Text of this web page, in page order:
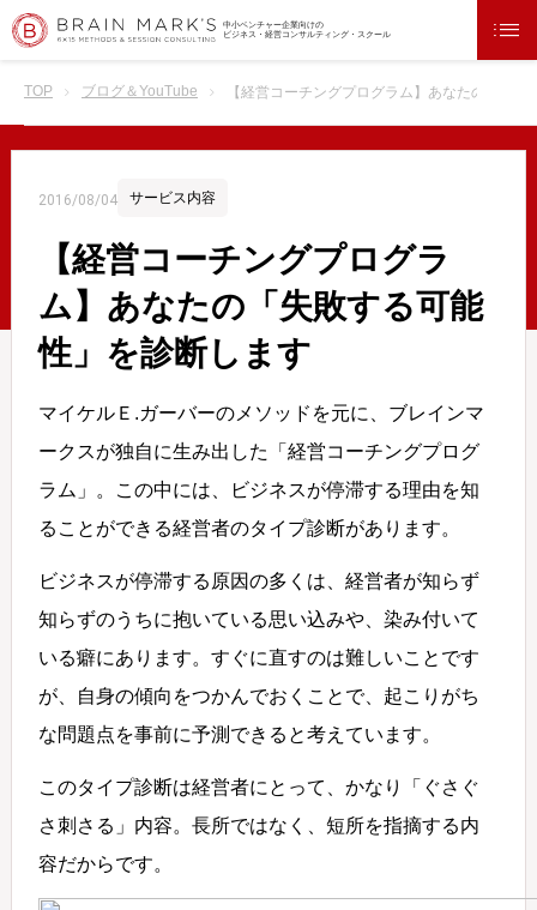
中小ベンチャー企業向けの
ビジネス・経営コンサルティング・スクール
TOP ブログ＆YouTube 【経営コーチングプログラム】あなたの「失
2016/08/04 サービス内容
【経営コーチングプログラ
ム】あなたの「失敗する可能
性」を診断します
マイケルＥ.ガーバーのメソッドを元に、ブレインマ
ークスが独自に生み出した「経営コーチングプログ
ラム」。この中には、ビジネスが停滞する理由を知
ることができる経営者のタイプ診断があります。
ビジネスが停滞する原因の多くは、経営者が知らず
知らずのうちに抱いている思い込みや、染み付いて
いる癖にあります。すぐに直すのは難しいことです
が、自身の傾向をつかんでおくことで、起こりがち
な問題点を事前に予測できると考えています。
このタイプ診断は経営者にとって、かなり「ぐさぐ
さ刺さる」内容。長所ではなく、短所を指摘する内
容だからです。